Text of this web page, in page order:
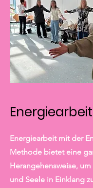
Energiearbeit
Energiearbeit mit der
Methode bietet eine
Herangehensweise,
und Seele in Einklang